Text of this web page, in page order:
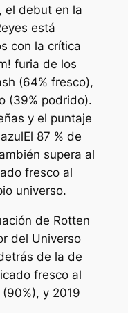
el debut en la
está
con la crítica
furia de los
(64% fresco),
(39% podrido).
y el puntaje
El 87 % de
supera al
fresco al
universo.
de Rotten
del Universo
de la de
fresco al
(90%), y 2019